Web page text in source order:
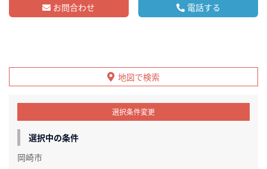
お問合わせ 電話する
地図で検索
選択条件変更
選択中の条件
岡崎市